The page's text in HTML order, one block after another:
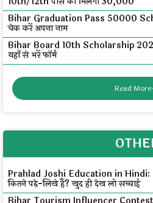
Bihar Graduation Pass 50000
चेक करें अपना नाम
Bihar Board 10th Scholarship
यहाँ से भरें फॉर्म
Read More
Prahlad Joshi Education in Hindi:
कितने पढ़े-लिखे हैं? खुद ही देख लो सच्चाई